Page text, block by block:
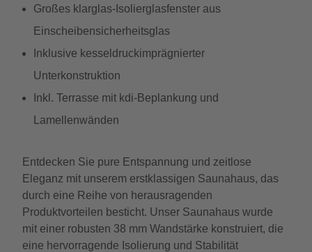
Großes klarglas-Isolierglasfenster aus
Einscheibensicherheitsglas
Inklusive kesseldruckimprägnierter
Unterkonstruktion
Inkl. Terrasse mit kdi-Beplankung und
Lamellenwänden
Entdecken Sie pure Entspannung und zeitlose
Eleganz mit unserem erstklassigen Saunahaus, das
durch eine Reihe von herausragenden
Produktvorteilen besticht. Unser Saunahaus wurde
mit einer robusten 38 mm Wandstärke konstruiert, die
eine hervorragende Isolierung und Stabilität